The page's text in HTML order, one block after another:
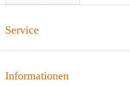
Service
Informationen